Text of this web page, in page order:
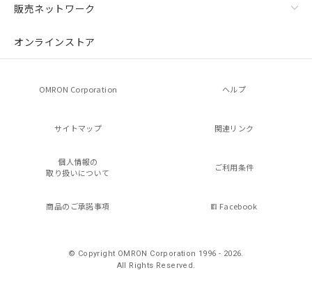
販売ネットワーク
オンラインストア
OMRON Corporation ヘルプ
サイトマップ 関連リンク
個人情報の
取り扱いについて
ご利用条件
商品のご承諾事項 Facebook
© Copyright OMRON Corporation 1996 - 2026.
All Rights Reserved.